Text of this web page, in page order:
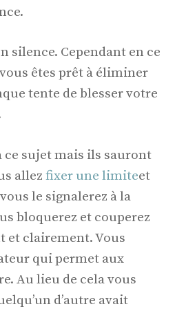
silence. Cependant en ce
êtes prêt à éliminer
tente de blesser votre
ce sujet mais ils sauront
allez fixer une limiteet
le signalerez à la
bloquerez et couperez
et clairement. Vous
qui permet aux
Au lieu de cela vous
d’autre avait